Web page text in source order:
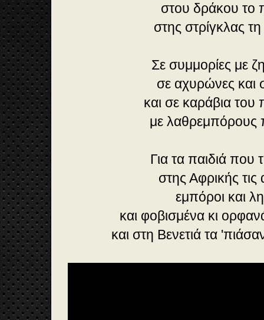
στου δράκου το
στης στρίγκλας
Σε συμμορίες με
σε αχυρώνες και
και σε καράβια
με λαθρεμπόρους
Για τα παιδιά που
στης Αφρικής
εμπόροι και
και φοβισμένα κι
και στη Βενετιά τα